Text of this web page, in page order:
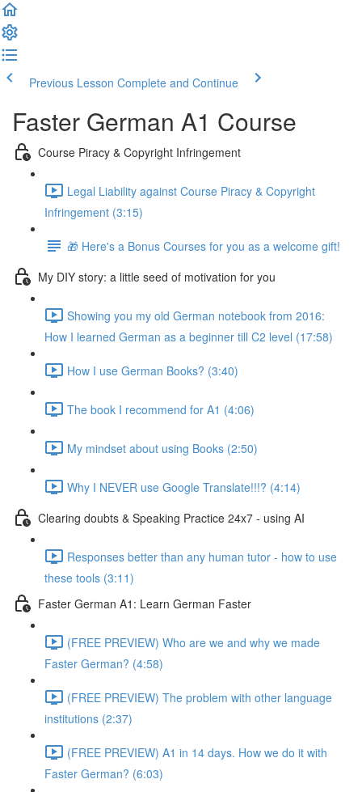
Previous Lesson Complete and Continue
Faster German A1 Course
Course Piracy & Copyright Infringement
Legal Liability against Course Piracy & Copyright
Infringement (3:15)
🎁 Here's a Bonus Courses for you as a welcome gift!
My DIY story: a little seed of motivation for you
Showing you my old German notebook from 2016:
How I learned German as a beginner till C2 level (17:58)
How I use German Books? (3:40)
The book I recommend for A1 (4:06)
My mindset about using Books (2:50)
Why I NEVER use Google Translate!!!? (4:14)
Clearing doubts & Speaking Practice 24x7 - using AI
Responses better than any human tutor - how to use
these tools (3:11)
Faster German A1: Learn German Faster
(FREE PREVIEW) Who are we and why we made
Faster German? (4:58)
(FREE PREVIEW) The problem with other language
institutions (2:37)
(FREE PREVIEW) A1 in 14 days. How we do it with
Faster German? (6:03)